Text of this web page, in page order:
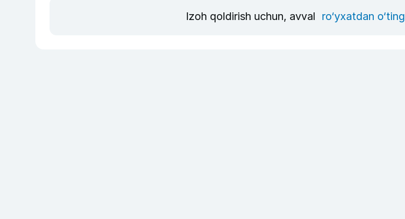
Izoh qoldirish uchun, avval ro‘yxatdan o‘ting